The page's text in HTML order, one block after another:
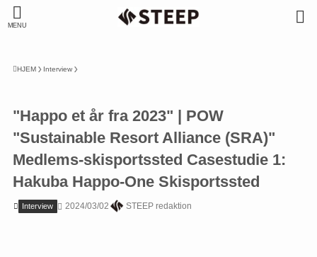
MENU
HJEM Interview
"Happo et år fra 2023" | POW
"Sustainable Resort Alliance (SRA)"
Medlems-skisportssted Casestudie 1:
Hakuba Happo-One Skisportssted
Interview 2024/03/02 STEEP redaktion